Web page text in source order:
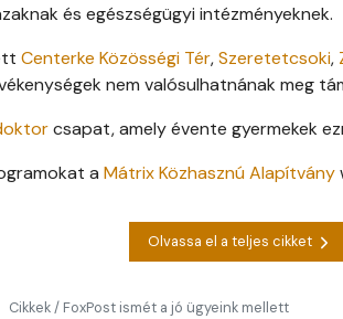
és egészségügyi intézményeknek.
Centerke Közösségi Tér,Szeretetcsoki,
nem valósulhatnának meg
csapat, amely évente gyermekek
a Mátrix Közhasznú Alapítvány
Olvassa el a teljes cikket
Cikkek / FoxPost ismét a jó ügyeink mellett